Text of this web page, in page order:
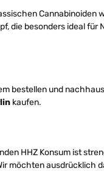
Cannabinoiden
die besonders ideal für
bestellen und
kaufen.
HHZ Konsum ist
möchten ausdrücklich